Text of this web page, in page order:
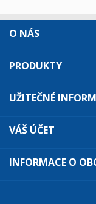
O NÁS
PRODUKTY
UŽITEČNÉ
VÁŠ ÚČET
INFORMACE O